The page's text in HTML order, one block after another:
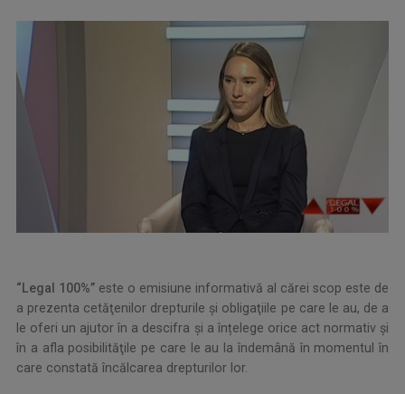
“Legal 100%” este o emisiune informativă al cărei scop este de
a prezenta cetăţenilor drepturile şi obligaţiile pe care le au, de a
le oferi un ajutor în a descifra și a înțelege orice act normativ şi
în a afla posibilităţile pe care le au la îndemână în momentul în
care constată încălcarea drepturilor lor.